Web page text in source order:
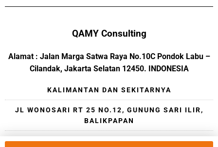
QAMY Consulting
Alamat : Jalan Marga Satwa Raya No.10C Pondok Labu –
Cilandak, Jakarta Selatan 12450. INDONESIA
KALIMANTAN DAN SEKITARNYA
JL WONOSARI RT 25 NO.12, GUNUNG SARI ILIR,
BALIKPAPAN